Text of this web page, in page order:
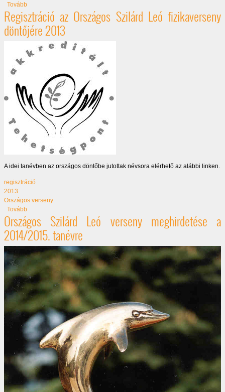
Tovább(XVI. Országos Szilárd Leó fizikaverseny döntőjének végeredménye)
Regisztráció az Országos Szilárd Leó fizikaverseny
döntőjére 2013
A idei tanévben az országos döntőbe jutottak névsora elérhető az alábbi linken.
regisztráció
2013
Országos verseny
Tovább(Regisztráció az Országos Szilárd Leó fizikaverseny döntőjére 2013)
Országos Szilárd Leó verseny meghirdetése a
2014/2015. tanévre